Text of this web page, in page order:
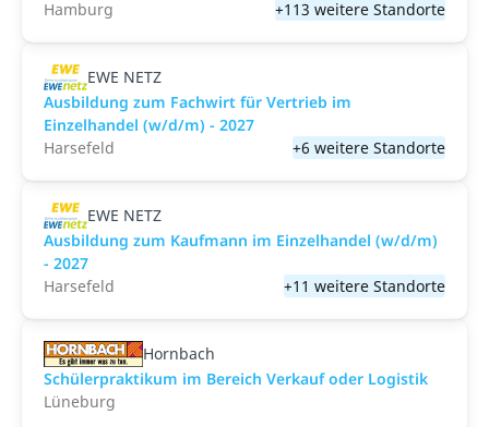
Hamburg
+113 weitere Standorte
EWE NETZ
Ausbildung zum Fachwirt für Vertrieb im
Einzelhandel (w/d/m) - 2027
Harsefeld
+6 weitere Standorte
EWE NETZ
Ausbildung zum Kaufmann im Einzelhandel (w/d/m)
- 2027
Harsefeld
+11 weitere Standorte
Hornbach
Schülerpraktikum im Bereich Verkauf oder Logistik
Lüneburg